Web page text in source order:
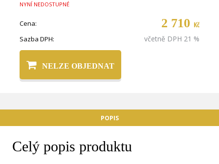
NYNÍ NEDOSTUPNÉ
Cena: 2 710 Kč
Sazba DPH: včetně DPH 21 %
NELZE OBJEDNAT
POPIS
Celý popis produktu